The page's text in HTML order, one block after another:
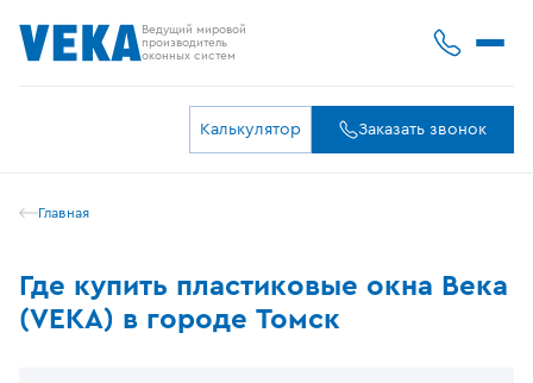
Ведущий мировой
производитель
оконных систем
Калькулятор Заказать звонок
Главная
Где купить пластиковые окна Века
(VEKA) в городе Томск